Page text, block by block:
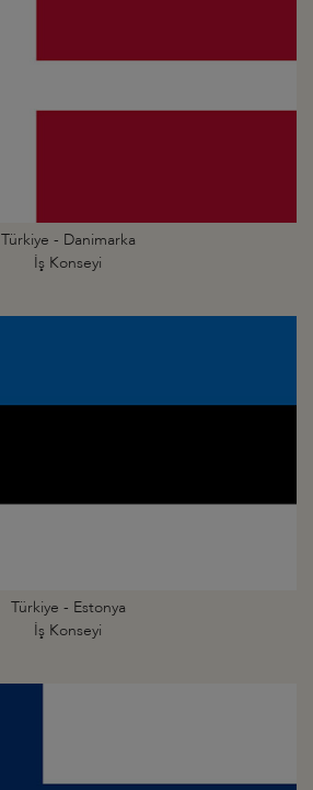
Türkiye - Danimarka
İş Konseyi
Türkiye - Estonya
İş Konseyi